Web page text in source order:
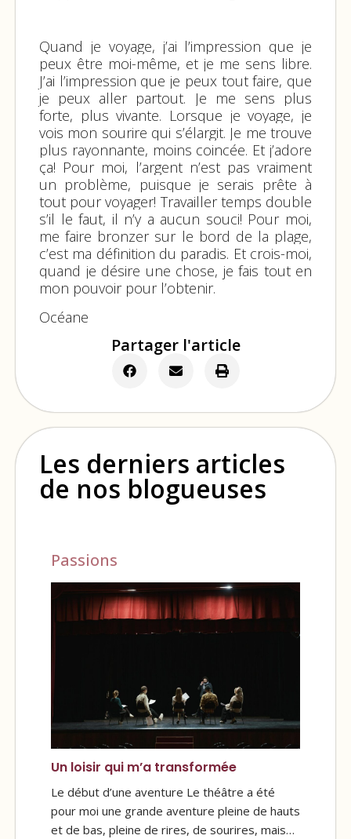
Quand je voyage, j’ai l’impression que je
peux être moi-même, et je me sens libre.
J’ai l’impression que je peux tout faire, que
je peux aller partout. Je me sens plus
forte, plus vivante. Lorsque je voyage, je
vois mon sourire qui s’élargit. Je me trouve
plus rayonnante, moins coincée. Et j’adore
ça! Pour moi, l’argent n’est pas vraiment
un problème, puisque je serais prête à
tout pour voyager! Travailler temps double
s’il le faut, il n’y a aucun souci! Pour moi,
me faire bronzer sur le bord de la plage,
c’est ma définition du paradis. Et crois-moi,
quand je désire une chose, je fais tout en
mon pouvoir pour l’obtenir.
Océane
Partager l'article
Les derniers articles
de nos blogueuses
Passions
Un loisir qui m’a transformée
Le début d’une aventure Le théâtre a été
pour moi une grande aventure pleine de hauts
et de bas, pleine de rires, de sourires, mais…